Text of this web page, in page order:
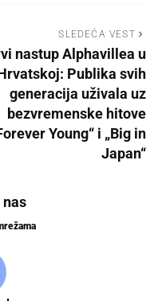
SLEDEĆA VEST
nastup Alphavillea u
Publika svih
generacija uživala uz
bezvremenske hitove
Young“ i „Big in
Japan“